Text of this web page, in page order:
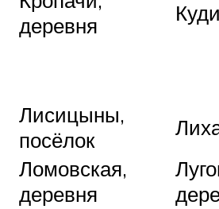
деревня
Лисицыны,
посёлок
Ломовская,
деревня